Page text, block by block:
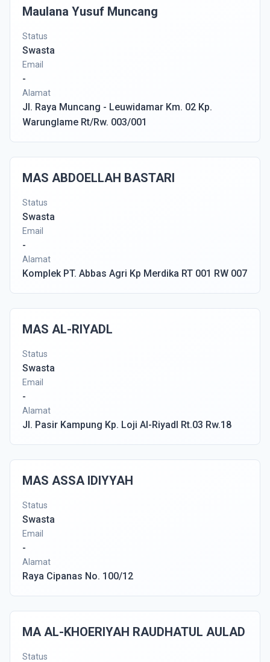
Maulana Yusuf Muncang
Status
Swasta
Email
-
Alamat
Jl. Raya Muncang - Leuwidamar Km. 02 Kp.
Warunglame Rt/Rw. 003/001
MAS ABDOELLAH BASTARI
Status
Swasta
Email
-
Alamat
Komplek PT. Abbas Agri Kp Merdika RT 001 RW 007
MAS AL-RIYADL
Status
Swasta
Email
-
Alamat
Jl. Pasir Kampung Kp. Loji Al-Riyadl Rt.03 Rw.18
MAS ASSA IDIYYAH
Status
Swasta
Email
-
Alamat
Raya Cipanas No. 100/12
MA AL-KHOERIYAH RAUDHATUL AULAD
Status